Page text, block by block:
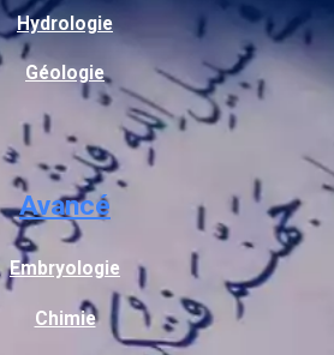
Hydrologie
Géologie
Avancé
Embryologie
Chimie